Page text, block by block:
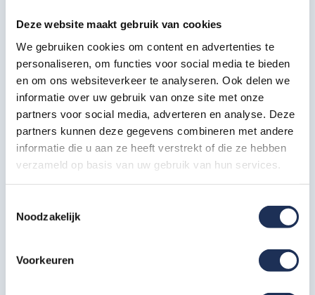
Deze website maakt gebruik van cookies
We gebruiken cookies om content en advertenties te
personaliseren, om functies voor social media te bieden
en om ons websiteverkeer te analyseren. Ook delen we
informatie over uw gebruik van onze site met onze
partners voor social media, adverteren en analyse. Deze
partners kunnen deze gegevens combineren met andere
informatie die u aan ze heeft verstrekt of die ze hebben
verzameld op basis van uw gebruik van hun services.
Noodzakelijk
Voorkeuren
Telefoonnummer (optioneel)
DOWNLOAD BESTAND
GERELATEERDE DOWNLOADS
Folder KORODUR KOROTAN vloer